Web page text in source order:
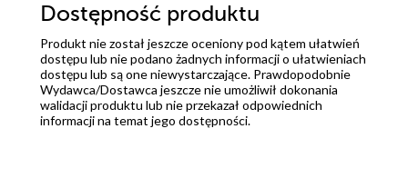
Dostępność produktu
Produkt nie został jeszcze oceniony pod kątem ułatwień
dostępu lub nie podano żadnych informacji o ułatwieniach
dostępu lub są one niewystarczające. Prawdopodobnie
Wydawca/Dostawca jeszcze nie umożliwił dokonania
walidacji produktu lub nie przekazał odpowiednich
informacji na temat jego dostępności.